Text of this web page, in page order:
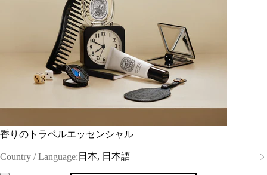
香りのトラベルエッセンシャル
Country / Language: 日本, 日本語